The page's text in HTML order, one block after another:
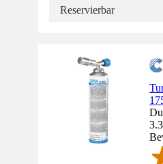
Reservierbar